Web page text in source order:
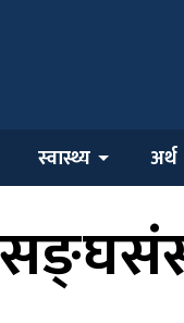
स्वास्थ्य अर्थ